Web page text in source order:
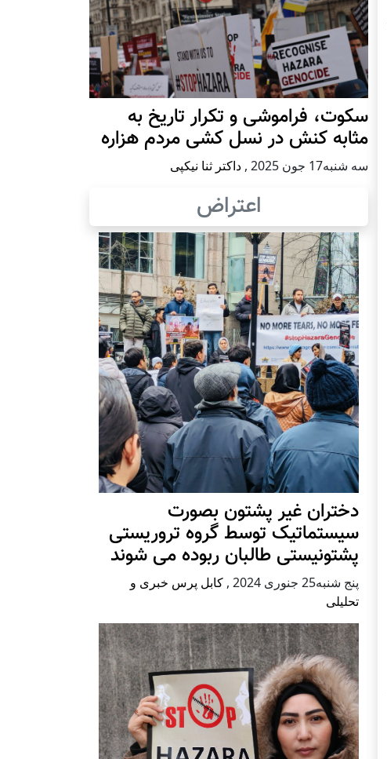
سکوت، فراموشی و تکرار تاريخ به
مثابه کنش در نسل کشی مردم هزاره
سه شنبه17 جون 2025 , داکتر ثنا نیکپی
اعتراض
دختران غیر پشتون بصورت
سیستماتیک توسط گروه تروریستی
پشتونیستی طالبان ربوده می شوند
پنج شنبه25 جنوری 2024 , کابل پرس خبری و
تحلیلی